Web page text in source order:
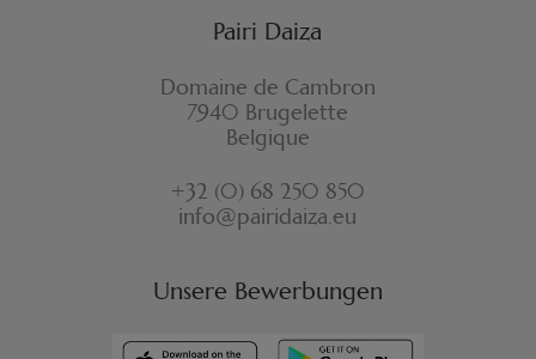
Pairi Daiza
Domaine de Cambron
7940 Brugelette
Belgique
+32 (0) 68 250 850
info@pairidaiza.eu
Unsere Bewerbungen